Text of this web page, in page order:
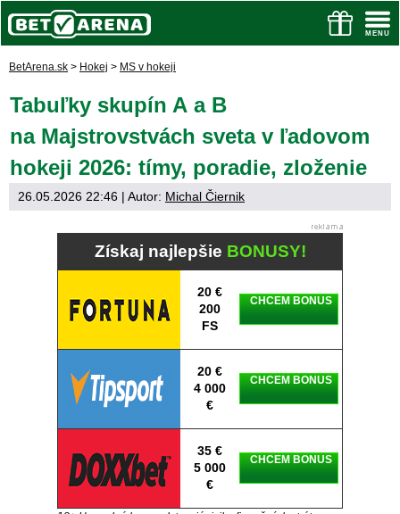
BetArena.sk > Hokej > MS v hokeji
Tabuľky skupín A a B
na Majstrovstvách sveta v ľadovom
hokeji 2026: tímy, poradie, zloženie
26.05.2026 22:46 | Autor: Michal Čiernik
Získaj najlepšie BONUSY!
20 €
200
FS
CHCEM BONUS
20 €
4 000
€
CHCEM BONUS
35 €
5 000
€
CHCEM BONUS